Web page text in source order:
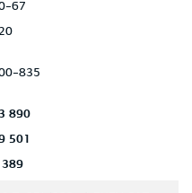
67
835
890
501